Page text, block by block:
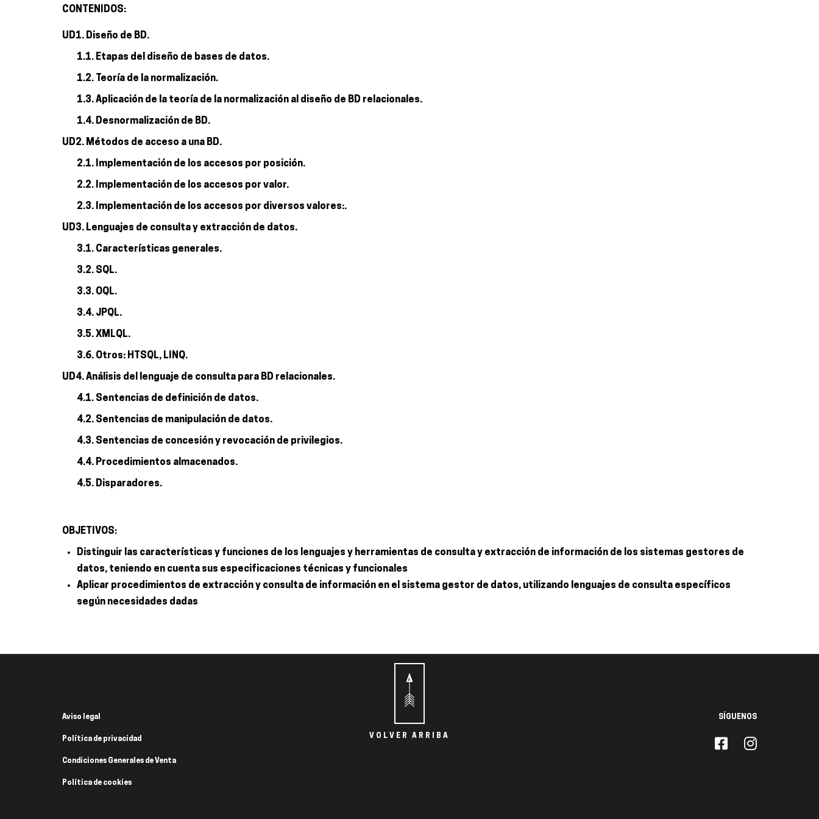
CONTENIDOS:
UD1. Diseño de BD.
1.1. Etapas del diseño de bases de datos.
1.2. Teoría de la normalización.
1.3. Aplicación de la teoría de la normalización al diseño de BD relacionales.
1.4. Desnormalización de BD.
UD2. Métodos de acceso a una BD.
2.1. Implementación de los accesos por posición.
2.2. Implementación de los accesos por valor.
2.3. Implementación de los accesos por diversos valores:.
UD3. Lenguajes de consulta y extracción de datos.
3.1. Características generales.
3.2. SQL.
3.3. OQL.
3.4. JPQL.
3.5. XMLQL.
3.6. Otros: HTSQL, LINQ.
UD4. Análisis del lenguaje de consulta para BD relacionales.
4.1. Sentencias de definición de datos.
4.2. Sentencias de manipulación de datos.
4.3. Sentencias de concesión y revocación de privilegios.
4.4. Procedimientos almacenados.
4.5. Disparadores.
OBJETIVOS:
Distinguir las características y funciones de los lenguajes y herramientas de consulta y extracción de información de los sistemas gestores de
datos, teniendo en cuenta sus especificaciones técnicas y funcionales
Aplicar procedimientos de extracción y consulta de información en el sistema gestor de datos, utilizando lenguajes de consulta específicos
según necesidades dadas
VOLVER ARRIBA
Aviso legal
Política de privacidad
Condiciones Generales de Venta
Política de cookies
SÍGUENOS